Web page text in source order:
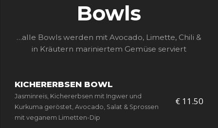
Bowls
…alle Bowls werden mit Avocado, Limette, Chili &
in Kräutern mariniertem Gemüse serviert
KICHERERBSEN BOWL
Jasminreis, Kichererbsen mit Ingwer und
Kurkuma geröstet, Avocado, Salat & Sprossen
mit veganem Limetten-Dip
€ 11.50